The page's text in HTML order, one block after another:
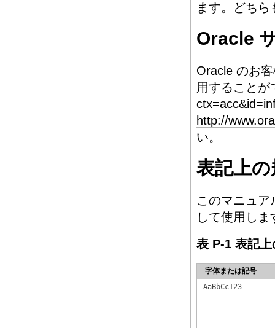
ます。どち
Oracle
Oracle のお
用することが
http://
い。
表記上の
このマニュ
して使用しま
表 P-1 表記上
字体または記号
AaBbCc123